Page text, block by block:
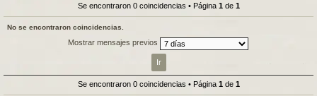
Se encontraron 0 coincidencias • Página 1de 1
No se encontraron coincidencias.
Mostrar mensajes previos
Se encontraron 0 coincidencias • Página 1de 1